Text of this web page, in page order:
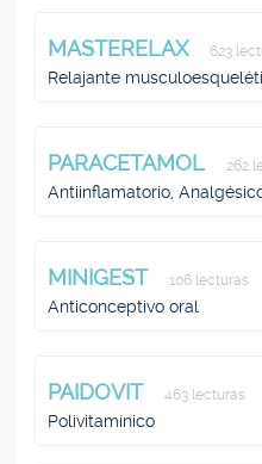
MASTERELAX 623
Relajante
PARACETAMOL 262
Antiinflamatorio,
MINIGEST 106 lecturas
Anticonceptivo oral
PAIDOVIT 463 lecturas
Polivitamínico